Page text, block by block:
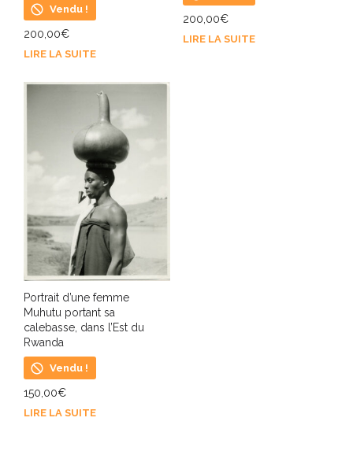
Vendu !
200,00€
LIRE LA SUITE
200,00€
LIRE LA SUITE
Portrait d’une femme
Muhutu portant sa
calebasse, dans l’Est du
Rwanda
Vendu !
150,00€
LIRE LA SUITE